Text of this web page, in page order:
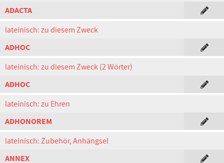
ADACTA
lateinisch: zu diesem Zweck
ADHOC
lateinisch: zu diesem Zweck (2 Wörter)
ADHOC
lateinisch: zu Ehren
ADHONOREM
lateinisch: Zubehör, Anhängsel
ANNEX